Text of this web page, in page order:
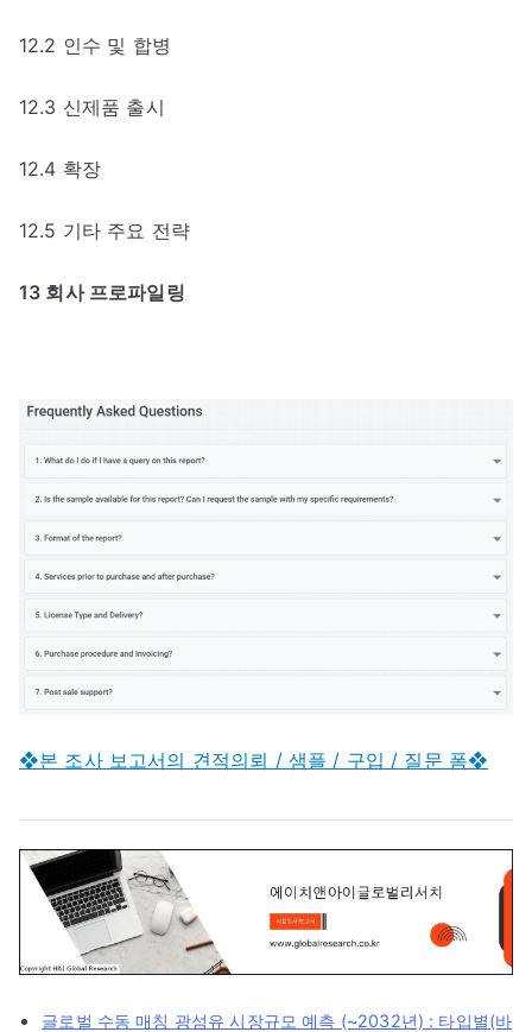
12.2 인수 및 합병
12.3 신제품 출시
12.4 확장
12.5 기타 주요 전략
13 회사 프로파일링
❖본 조사 보고서의 견적의뢰 / 샘플 / 구입 / 질문 폼❖
글로벌 수동 매칭 광섬유 시장규모 예측 (~2032년) : 타입별(바